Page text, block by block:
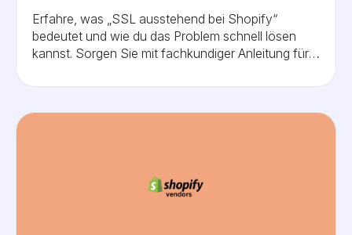
Erfahre, was „SSL ausstehend bei Shopify“
bedeutet und wie du das Problem schnell lösen
kannst. Sorgen Sie mit fachkundiger Anleitung für
mehr in unserem umfassenden Leitfaden